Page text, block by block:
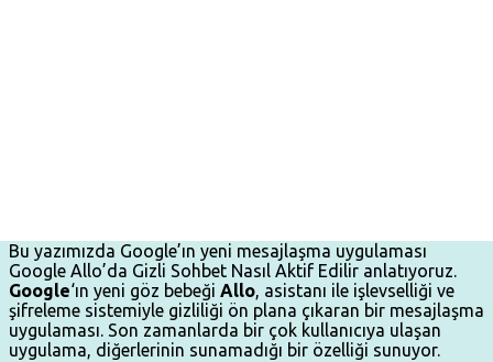
Bu yazımızda Google’ın yeni mesajlaşma uygulaması
Google Allo’da Gizli Sohbet Nasıl Aktif Edilir anlatıyoruz.
Google‘ın yeni göz bebeği Allo, asistanı ile işlevselliği ve
şifreleme sistemiyle gizliliği ön plana çıkaran bir mesajlaşma
uygulaması. Son zamanlarda bir çok kullanıcıya ulaşan
uygulama, diğerlerinin sunamadığı bir özelliği sunuyor.